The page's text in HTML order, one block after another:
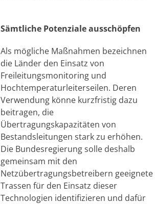
Sämtliche Potenziale ausschöpfen
Als mögliche Maßnahmen bezeichnen
die Länder den Einsatz von
Freileitungsmonitoring und
Hochtemperaturleiterseilen. Deren
Verwendung könne kurzfristig dazu
beitragen, die
Übertragungskapazitäten von
Bestandsleitungen stark zu erhöhen.
Die Bundesregierung solle deshalb
gemeinsam mit den
Netzübertragungsbetreibern geeignete
Trassen für den Einsatz dieser
Technologien identifizieren und dafür